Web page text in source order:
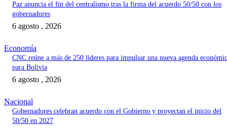
Paz anuncia el fin del centralismo tras la firma del acuerdo 50/50 con los
gobernadores
6 agosto , 2026
Economía
CNC reúne a más de 250 líderes para impulsar una nueva agenda
para Bolivia
6 agosto , 2026
Nacional
Gobernadores celebran acuerdo con el Gobierno y proyectan el inicio del
50/50 en 2027